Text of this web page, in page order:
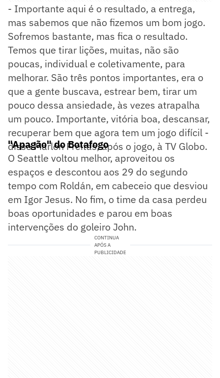
- Importante aqui é o resultado, a entrega,
mas sabemos que não fizemos um bom jogo.
Sofremos bastante, mas fica o resultado.
Temos que tirar lições, muitas, não são
poucas, individual e coletivamente, para
melhorar. São três pontos importantes, era o
que a gente buscava, estrear bem, tirar um
pouco dessa ansiedade, às vezes atrapalha
um pouco. Importante, vitória boa, descansar,
recuperar bem que agora tem um jogo difícil -
disse Marlon Freitas, após o jogo, à TV Globo.
"Apagão" do Botafogo
O Seattle voltou melhor, aproveitou os
espaços e descontou aos 29 do segundo
tempo com Roldán, em cabeceio que desviou
em Igor Jesus. No fim, o time da casa perdeu
boas oportunidades e parou em boas
intervenções do goleiro John.
CONTINUA
APÓS A
PUBLICIDADE